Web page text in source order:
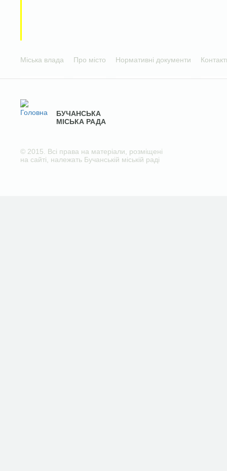
Міська влада Про місто Нормативні документи
БУЧАНСЬКА
МІСЬКА РАДА
© 2015. Всі права на матеріали, розміщені
на сайті, належать Бучанській міській раді